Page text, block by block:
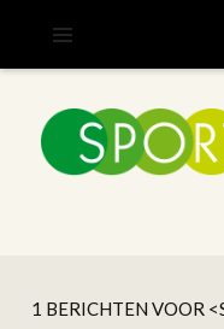
1 BERICHTEN VOOR